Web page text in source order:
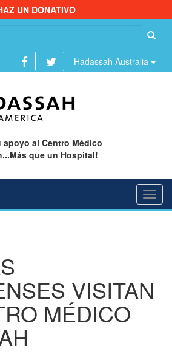
UN DONATIVO
Hadassah Australia
apoyo al Centro Médico
que un Hospital!
VISITAN
MÉDICO